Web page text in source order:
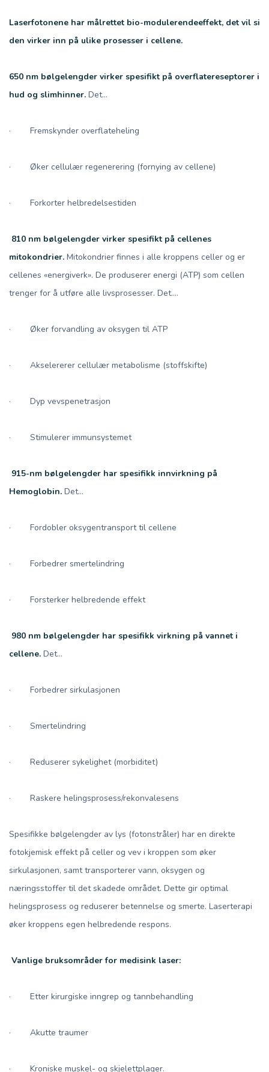
Laserfotonene har målrettet bio-modulerendeeffekt, det vil si
den virker inn på ulike prosesser i cellene.
650 nm bølgelengder virker spesifikt på overflatereseptorer i
hud og slimhinner. Det...
· Fremskynder overflateheling
· Øker cellulær regenerering (fornying av cellene)
· Forkorter helbredelsestiden
810 nm bølgelengder virker spesifikt på cellenes
mitokondrier. Mitokondrier finnes i alle kroppens celler og er
cellenes «energiverk». De produserer energi (ATP) som cellen
trenger for å utføre alle livsprosesser. Det....
· Øker forvandling av oksygen til ATP
· Akselererer cellulær metabolisme (stoffskifte)
· Dyp vevspenetrasjon
· Stimulerer immunsystemet
915-nm bølgelengder har spesifikk innvirkning på
Hemoglobin. Det...
· Fordobler oksygentransport til cellene
· Forbedrer smertelindring
· Forsterker helbredende effekt
980 nm bølgelengder har spesifikk virkning på vannet i
cellene. Det...
· Forbedrer sirkulasjonen
· Smertelindring
· Reduserer sykelighet (morbiditet)
· Raskere helingsprosess/rekonvalesens
Spesifikke bølgelengder av lys (fotonstråler) har en direkte
fotokjemisk effekt på celler og vev i kroppen som øker
sirkulasjonen, samt transporterer vann, oksygen og
næringsstoffer til det skadede området. Dette gir optimal
helingsprosess og reduserer betennelse og smerte. Laserterapi
øker kroppens egen helbredende respons.
Vanlige bruksområder for medisink laser:
· Etter kirurgiske inngrep og tannbehandling
· Akutte traumer
· Kroniske muskel- og skjelettplager.